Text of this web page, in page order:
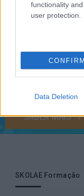
functionality
user protection.
CONFIRM
Data Deletion
MEDIDA
implementação e
pragmáticas
SABER MAIS
SKOLAE Formação